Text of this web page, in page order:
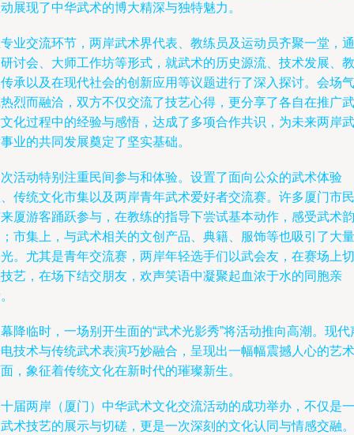
展现了中华武术的博大精深与独特魅力。
业交流环节，两岸武术界代表、教练员及运动员齐聚一堂，通
讨会、大师工作坊等形式，就武术的历史源流、技术发展、教
承以及在现代社会的创新应用等议题进行了深入探讨。会场气
烈而融洽，双方不仅交流了技艺心得，更分享了各自在推广武
化过程中的经验与感悟，达成了多项合作共识，为未来两岸武
业的共同发展奠定了坚实基础。
活动特别注重民间参与和体验。设置了面向公众的武术体验
传统文化市集以及两岸青年武术爱好者交流赛。许多厦门市民
厦游客踊跃参与，在教练的指导下尝试基本动作，感受武术韵
市集上，与武术相关的文创产品、典籍、服饰等也吸引了大量
。尤其是青年交流赛，两岸年轻选手们以武会友，在赛场上切
艺，在场下结交朋友，欢声笑语中凝聚起血浓于水的同胞亲
降临时，一场别开生面的“武术光影秀”将活动推向高潮。现代
技术与传统武术表演巧妙融合，呈现出一幅幅震撼人心的艺术
，象征着传统文化在新时代的璀璨新生。
届两岸（厦门）中华武术文化交流活动的成功举办，不仅是一
术技艺的展示与切磋，更是一次深刻的文化认同与情感交融。